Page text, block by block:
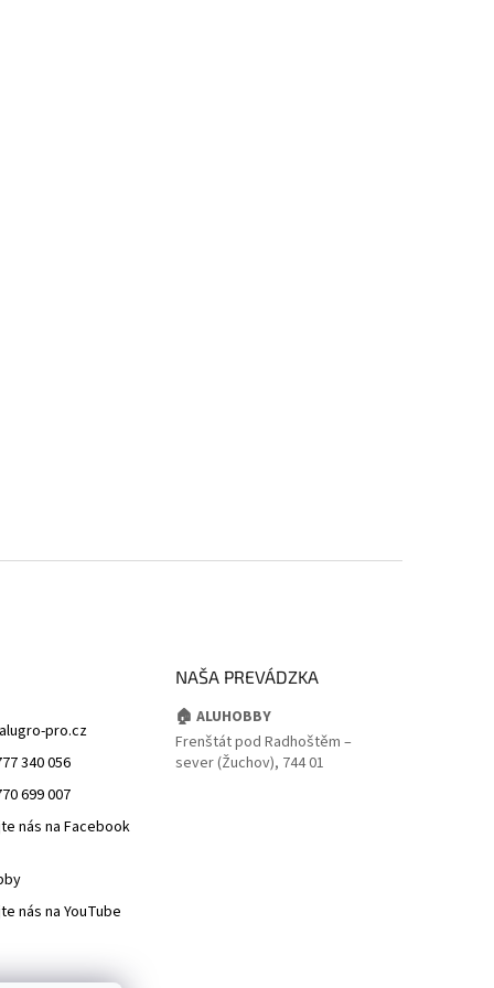
alugro-pro.cz
340 056
699 007
nás na Facebook
nás na YouTube
NAŠA PREVÁDZKA
🏠 ALUHOBBY
Frenštát pod Radhoštěm –
sever (Žuchov), 744 01